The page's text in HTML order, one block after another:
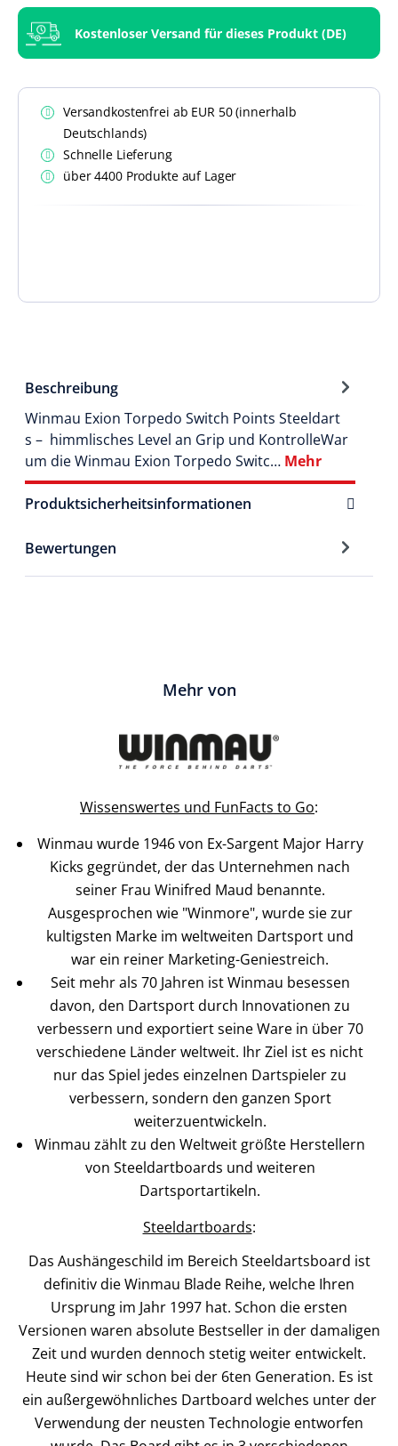
Beschreibung
Winmau Exion Torpedo Switch Points Steeldart
s – himmlisches Level an Grip und KontrolleWar
um die Winmau Exion Torpedo Switc… Mehr
Produktsicherheitsinformationen
Bewertungen
Kostenloser Versand für dieses Produkt (DE)
Versandkostenfrei ab EUR 50 (innerhalb
Deutschlands)
Schnelle Lieferung
über 4400 Produkte auf Lager
Mehr von
Wissenswertes und FunFacts to Go:
Winmau wurde 1946 von Ex-Sargent Major Harry
Kicks gegründet, der das Unternehmen nach
seiner Frau Winifred Maud benannte.
Ausgesprochen wie "Winmore", wurde sie zur
kultigsten Marke im weltweiten Dartsport und
war ein reiner Marketing-Geniestreich.
Seit mehr als 70 Jahren ist Winmau besessen
davon, den Dartsport durch Innovationen zu
verbessern und exportiert seine Ware in über 70
verschiedene Länder weltweit. Ihr Ziel ist es nicht
nur das Spiel jedes einzelnen Dartspieler zu
verbessern, sondern den ganzen Sport
weiterzuentwickeln.
Winmau zählt zu den Weltweit größte Herstellern
von Steeldartboards und weiteren
Dartsportartikeln.
Steeldartboards:
Das Aushängeschild im Bereich Steeldartsboard ist
definitiv die Winmau Blade Reihe, welche Ihren
Ursprung im Jahr 1997 hat. Schon die ersten
Versionen waren absolute Bestseller in der damaligen
Zeit und wurden dennoch stetig weiter entwickelt.
Heute sind wir schon bei der 6ten Generation. Es ist
ein außergewöhnliches Dartboard welches unter der
Verwendung der neusten Technologie entworfen